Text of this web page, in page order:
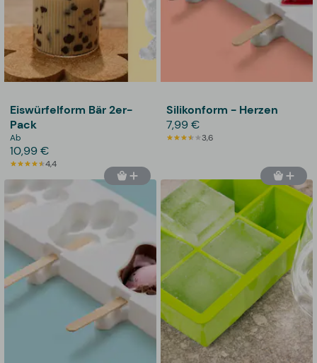
Eiswürfelform Bär 2er-
Pack
Ab
10,99 €
4,4
Silikonform - Herzen
7,99 €
3,6